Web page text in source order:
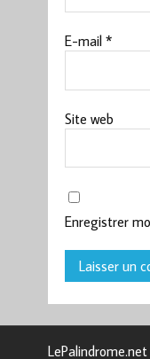
E-mail *
Site web
Enregistrer